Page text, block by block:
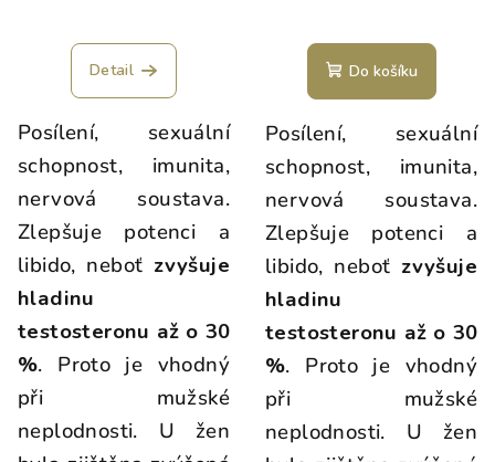
Detail
Posílení, sexuální
schopnost, imunita,
nervová soustava.
Zlepšuje potenci a
libido, neboť zvyšuje
hladinu
testosteronu až o 30
%. Proto je vhodný
při mužské
neplodnosti. U žen
Do košíku
Posílení, sexuální
schopnost, imunita,
nervová soustava.
Zlepšuje potenci a
libido, neboť zvyšuje
hladinu
testosteronu až o 30
%. Proto je vhodný
při mužské
neplodnosti. U žen